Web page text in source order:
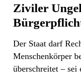
Ziviler
Der Staat darf
Menschenkörper
überschreitet – sei